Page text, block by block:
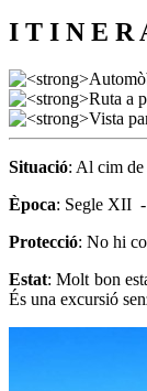
I T I N E R
Situació: Al cim de
Època: Segle XII -
Protecció: No hi
Estat: Molt bon
És una excursió